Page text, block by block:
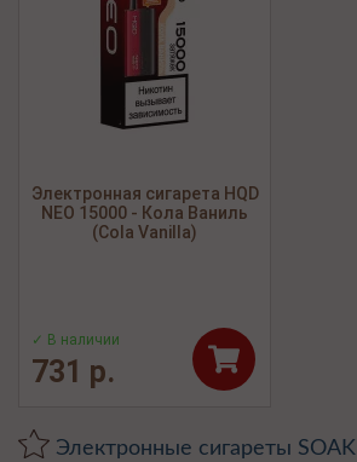
Электронная сигарета HQD
NEO 15000 - Кола Ваниль
(Cola Vanilla)
✓ В наличии
731 р.
Электронные сигареты SOAK